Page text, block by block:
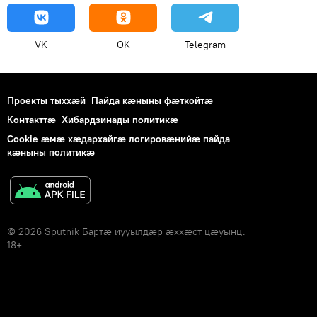
VK OK Telegram
Проекты тыххӕй Пайда кӕныны фӕткойтӕ
Контакттӕ Хибардзинады политикæ
Cookie æмæ хæдархайгæ логировæнийæ пайда
кæныны политикæ
© 2026 Sputnik Бартӕ иууылдӕр ӕххӕст цӕуынц.
18+